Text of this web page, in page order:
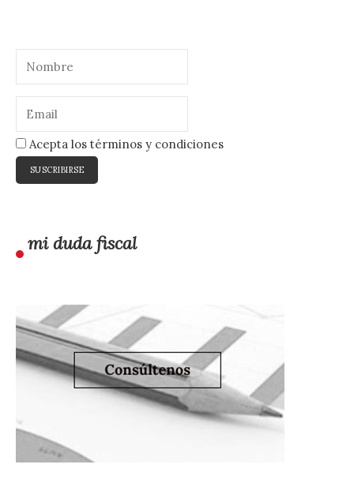
Acepta los términos y condiciones
mi duda fiscal